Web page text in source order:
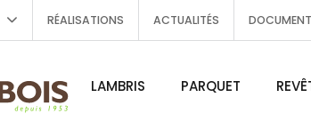
RÉALISATIONS ACTUALITÉS
LAMBRIS PARQUET